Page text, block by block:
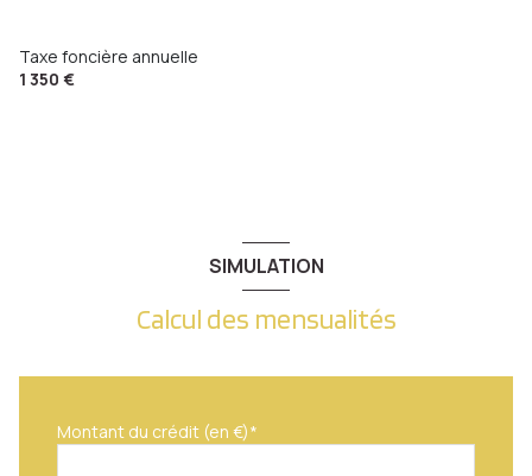
2 garage(s)
Taxe foncière annuelle
1 350 €
SIMULATION
Calcul des mensualités
Montant du crédit (en €)*